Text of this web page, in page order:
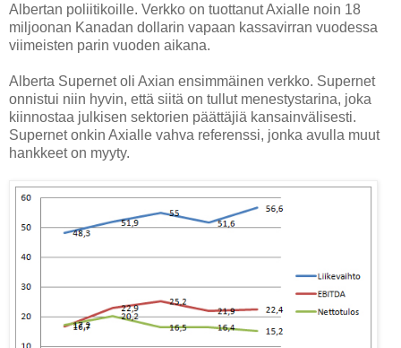
Albertan poliitikoille. Verkko on tuottanut Axialle noin 18
miljoonan Kanadan dollarin vapaan kassavirran vuodessa
viimeisten parin vuoden aikana.
Alberta Supernet oli Axian ensimmäinen verkko. Supernet
onnistui niin hyvin, että siitä on tullut menestystarina, joka
kiinnostaa julkisen sektorien päättäjiä kansainvälisesti.
Supernet onkin Axialle vahva referenssi, jonka avulla muut
hankkeet on myyty.